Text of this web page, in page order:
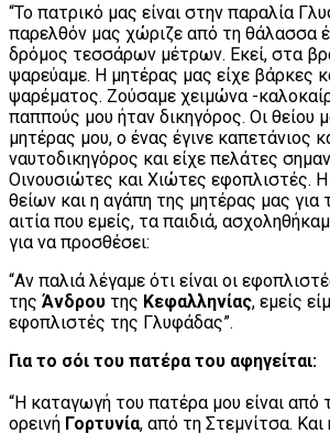
“Το πατρικό μας είναι στην παραλία
παρελθόν μας χώριζε από τη θάλασσα
δρόμος τεσσάρων μέτρων. Εκεί, στα
ψαρεύαμε. Η μητέρας μας είχε βάρκες
ψαρέματος. Ζούσαμε χειμώνα -
παππούς μου ήταν δικηγόρος. Οι θείου
μητέρας μου, ο ένας έγινε καπετάνιος
ναυτοδικηγόρος και είχε πελάτες
Οινουσιώτες και Χιώτες εφοπλιστές.
θείων και η αγάπη της μητέρας μας για
αιτία που εμείς, τα παιδιά,
για να προσθέσει:
“Αν παλιά λέγαμε ότι είναι οι
της Άνδρου της Κεφαλληνίας, εμείς
εφοπλιστές της Γλυφάδας”.
Για το σόι του πατέρα του αφηγείται:
“Η καταγωγή του πατέρα μου είναι από
ορεινή Γορτυνία, από τη Στεμνίτσα.